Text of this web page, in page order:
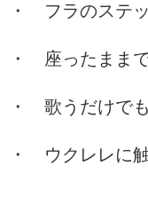
・ フラのステ
・ 座ったまま
・ 歌うだけで
・ ウクレレに